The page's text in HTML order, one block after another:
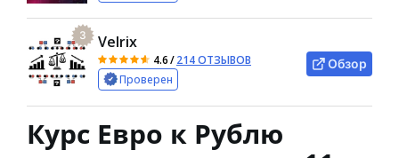
3 Velrix
4.6/214 ОТЗЫВОВ
Проверен
Обзор
Курс Евро к Рублю